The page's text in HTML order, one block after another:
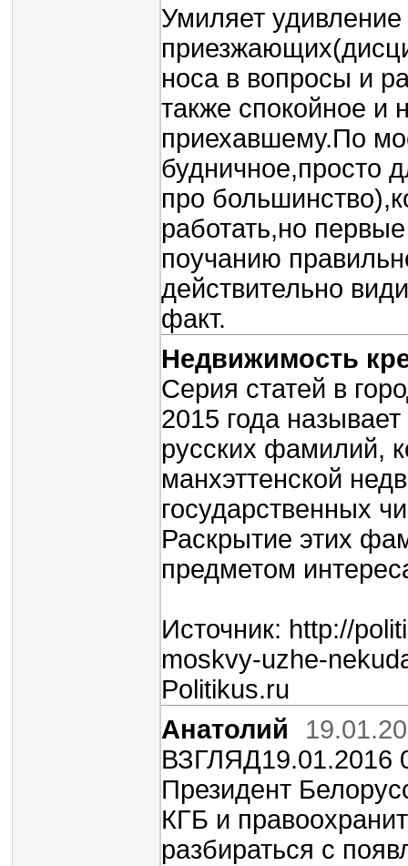
Умиляет
носа в вопросы и
также спокойное и
приехавшему.По
будничное,просто
про
работать,но
поучанию
действительно
факт.
Недвижимость
Серия статей в
2015 года
русских фамилий,
манхэттенской
государственных
Раскрытие этих
предметом
Источник: http://
moskvy-uzhe-
Politikus.ru
Анатолий
ВЗГЛЯД19.01.2016
Президент
КГБ и
разбираться с